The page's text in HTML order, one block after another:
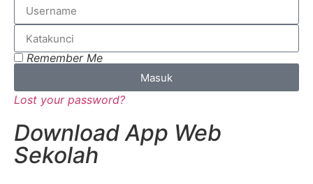
Remember Me
Masuk
Lost your password?
Download App Web
Sekolah